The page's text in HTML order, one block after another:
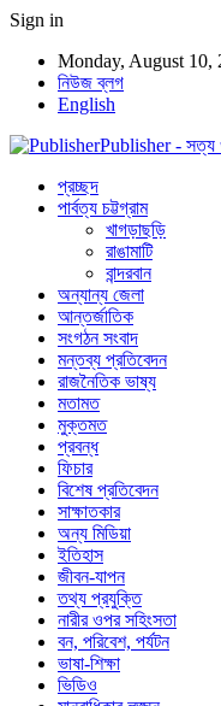
Sign in
Monday, August 10,
নিউজ ব্লগ
English
Publisher - সত্য ও
প্রচ্ছদ
পার্বত্য চট্টগ্রাম
খাগড়াছড়ি
রাঙামাটি
বান্দরবান
অন্যান্য জেলা
আন্তর্জাতিক
সংগঠন সংবাদ
মন্তব্য প্রতিবেদন
রাজনৈতিক ভাষ্য
মতামত
মুক্তমত
প্রবন্ধ
ফিচার
বিশেষ প্রতিবেদন
সাক্ষাতকার
অন্য মিডিয়া
ইতিহাস
জীবন-যাপন
তথ্য প্রযুক্তি
নারীর ওপর সহিংসতা
বন, পরিবেশ, পর্যটন
ভাষা-শিক্ষা
ভিডিও